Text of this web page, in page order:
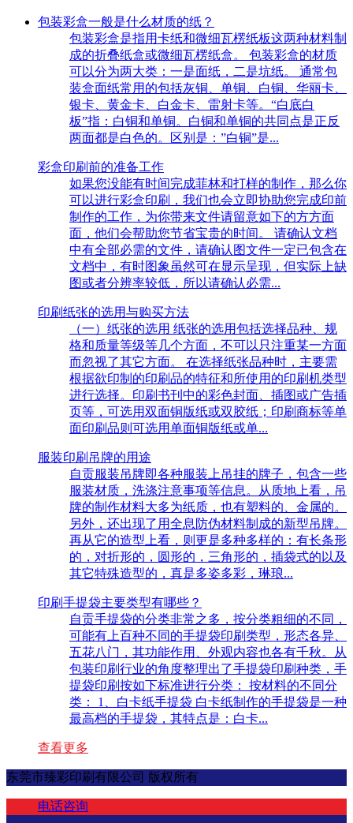
包装彩盒一般是什么材质的纸？
包装彩盒是指用卡纸和微细瓦楞纸板这两种材料制
成的折叠纸盒或微细瓦楞纸盒。 包装彩盒的材质
可以分为两大类：一是面纸，二是坑纸。 通常包
装盒面纸常用的包括灰铜、单铜、白铜、华丽卡、
银卡、黄金卡、白金卡、雷射卡等。“白底白
板”指：白铜和单铜。白铜和单铜的共同点是正反
两面都是白色的。区别是：”白铜”是...
彩盒印刷前的准备工作
如果您没能有时间完成菲林和打样的制作，那么你
可以进行彩盒印刷，我们也会立即协助您完成印前
制作的工作，为你带来文件请留意如下的方方面
面，他们会帮助您节省宝贵的时间。 请确认文档
中有全部必需的文件，请确认图文件一定已包含在
文档中，有时图象虽然可在显示呈现，但实际上缺
图或者分辨率较低，所以请确认必需...
印刷纸张的选用与购买方法
（一）纸张的选用 纸张的选用包括选择品种、规
格和质量等级等几个方面，不可以只注重某一方面
而忽视了其它方面。 在选择纸张品种时，主要需
根据欲印制的印刷品的特征和所使用的印刷机类型
进行选择。印刷书刊中的彩色封面、插图或广告插
页等，可选用双面铜版纸或双胶纸；印刷商标等单
面印刷品则可选用单面铜版纸或单...
服装印刷吊牌的用途
自贡服装吊牌即各种服装上吊挂的牌子，包含一些
服装材质，洗涤注意事项等信息。从质地上看，吊
牌的制作材料大多为纸质，也有塑料的、金属的。
另外，还出现了用全息防伪材料制成的新型吊牌。
再从它的造型上看，则更是多种多样的：有长条形
的，对折形的，圆形的，三角形的，插袋式的以及
其它特殊造型的，真是多姿多彩，琳琅...
印刷手提袋主要类型有哪些？
自贡手提袋的分类非常之多，按分类粗细的不同，
可能有上百种不同的手提袋印刷类型，形态各异、
五花八门，其功能作用、外观内容也各有千秋。从
包装印刷行业的角度整理出了手提袋印刷种类，手
提袋印刷按如下标准进行分类： 按材料的不同分
类： 1、白卡纸手提袋 白卡纸制作的手提袋是一种
最高档的手提袋，其特点是：白卡...
查看更多
东莞市臻彩印刷有限公司 版权所有
电话咨询